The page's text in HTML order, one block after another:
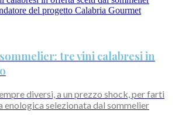
tre vini calabresi in
diversi, a un prezzo shock, per farti
enologica selezionata dal sommelier